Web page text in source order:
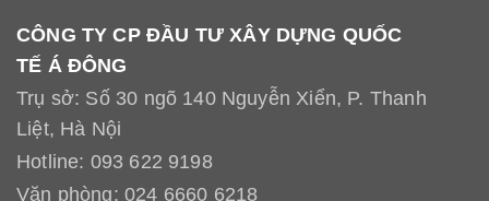
CÔNG TY CP ĐẦU TƯ XÂY DỰNG QUỐC
TẾ Á ĐÔNG
Trụ sở: Số 30 ngõ 140 Nguyễn Xiển, P. Thanh
Liệt, Hà Nội
Hotline: 093 622 9198
Văn phòng: 024 6660 6218